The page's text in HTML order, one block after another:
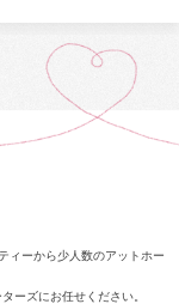
ィーから少人数のアットホー
ーズにお任せください。